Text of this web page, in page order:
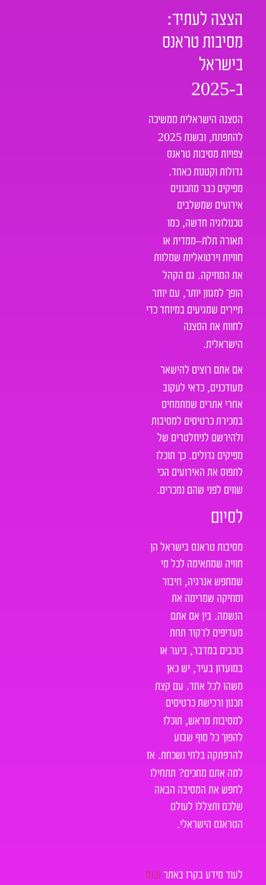
הצצה לעתיד:
מסיבות טראנס
בישראל
ב-2025
הסצנה הישראלית ממשיכה
להתפתח, ובשנת 2025
צפויות מסיבות טראנס
גדולות וקטנות כאחד.
מפיקים כבר מתכננים
אירועים שמשלבים
טכנולוגיה חדשה, כמו
תאורה תלת–ממדית או
חוויות וירטואליות שמלוות
את המוזיקה. גם הקהל
הופך למגוון יותר, עם יותר
תיירים שמגיעים במיוחד כדי
לחוות את הסצנה
הישראלית.
אם אתם רוצים להישאר
מעודכנים, כדאי לעקוב
אחרי אתרים שמתמחים
במכירת כרטיסים למסיבות
ולהירשם לניוזלטרים של
מפיקים גדולים. כך תוכלו
לתפוס את האירועים הכי
שווים לפני שהם נמכרים.
לסיום
מסיבות טראנס בישראל הן
חוויה שמתאימה לכל מי
שמחפש אנרגיה, חיבור
ומוזיקה שמרימה את
הנשמה. בין אם אתם
מעדיפים לרקוד תחת
כוכבים במדבר, ביער או
במועדון בעיר, יש כאן
משהו לכל אחד. עם קצת
תכנון ורכישת כרטיסים
למסיבות מראש, תוכלו
להפוך כל סוף שבוע
להרפתקה בלתי נשכחת. אז
למה אתם מחכים? תתחילו
לחפש את המסיבה הבאה
שלכם ותצללו לעולם
הטראנס הישראלי.
לעוד מידע בקרו באתר נכנס